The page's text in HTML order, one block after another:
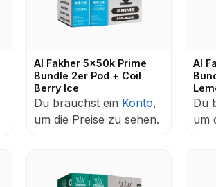
Al Fakher 5x50k Prime
Bundle 2er Pod + Coil
Berry Ice
Du brauchst ein Konto,
um die Preise zu sehen.
Al
Du
um